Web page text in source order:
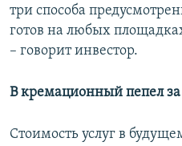
три способа
готов на любых
– говорит инвестор.
В кремационный пепел
Стоимость услуг в